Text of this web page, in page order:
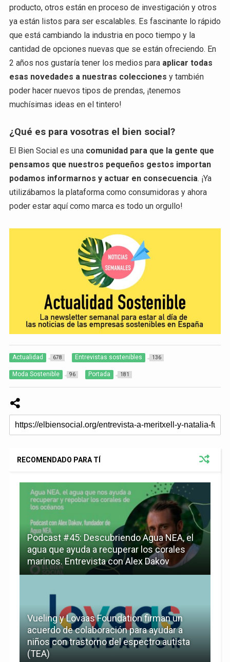
producto, otros están en proceso de investigación y otros
ya están listos para ser escalables. Es fascinante lo rápido
que está cambiando la industria en poco tiempo y la
cantidad de opciones nuevas que se están ofreciendo. En
2 años nos gustaría tener los medios para aplicar todas
esas novedades a nuestras colecciones y también
poder hacer nuevos tipos de prendas, ¡tenemos
muchísimas ideas en el tintero!
¿Qué es para vosotras el bien social?
El Bien Social es una comunidad para que la gente que
pensamos que nuestros pequeños gestos importan
podamos informarnos y actuar en consecuencia. ¡Ya
utilizábamos la plataforma como consumidoras y ahora
poder estar aquí como marca es todo un orgullo!
Actualidad 678 Entrevistas sostenibles 136
Moda Sostenible 96 Portada 181
RECOMENDADO PARA TÍ
Podcast #45: Descubriendo Agua NEA, el
agua que ayuda a recuperar los corales
marinos. Entrevista con Alex Dakov
Vueling y Lovaas Foundation firman un
acuerdo de colaboración para ayudar a
niños con trastorno del espectro autista
(TEA)